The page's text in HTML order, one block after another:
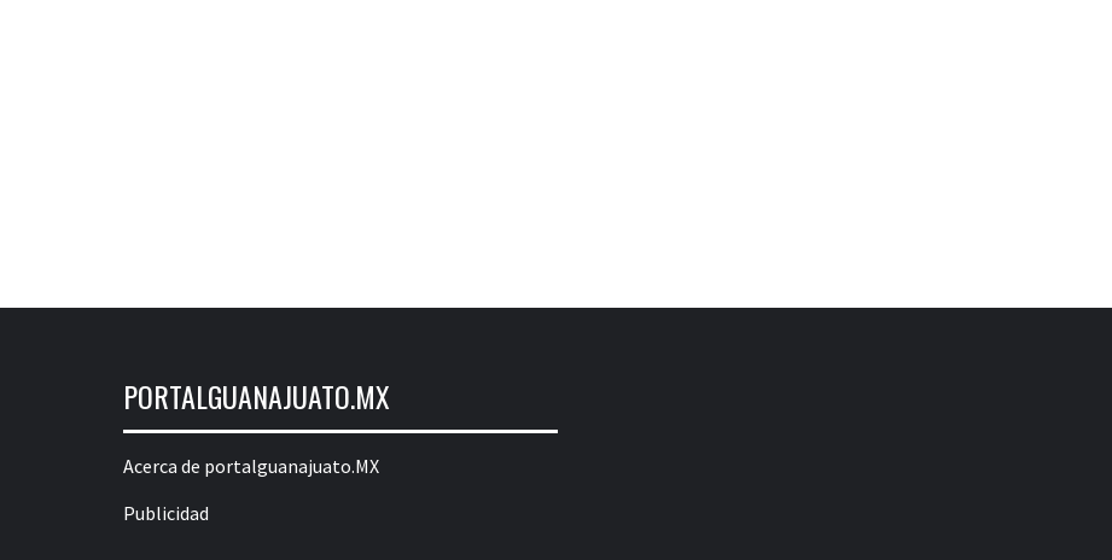
PORTALGUANAJUATO.MX
Acerca de portalguanajuato.MX
Publicidad